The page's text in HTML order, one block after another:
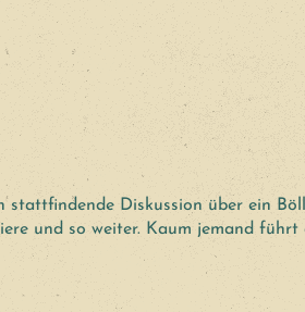
stattfindende Diskussion über ein
und so weiter. Kaum jemand